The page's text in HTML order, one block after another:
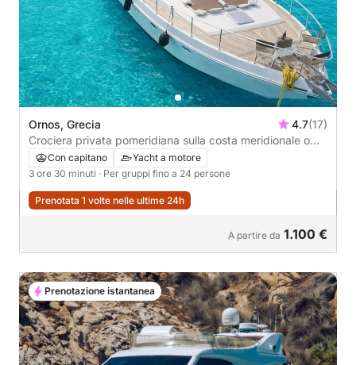
Ornos, Grecia 4.7(17)
Crociera privata pomeridiana sulla costa meridionale o
Delos e Rhenia
Con capitano
Yacht a motore
3 ore 30 minuti · Per gruppi fino a 24 persone
Prenotata 1 volte nelle ultime 24h
A partire da 1.100 €
Prenotazione istantanea